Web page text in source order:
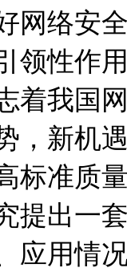
网络安
领性作
着我国
，新机
标准质
提出一
应用情